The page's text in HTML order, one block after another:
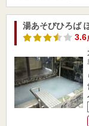
湯あそびひろば
3.6